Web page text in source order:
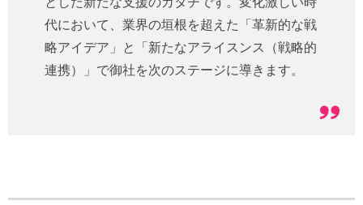
代において、業界の垣根を超えた「革新的な戦
略アイデア」と「新たなアライスンス（戦略的
連携）」で御社を次のステージに導きます。